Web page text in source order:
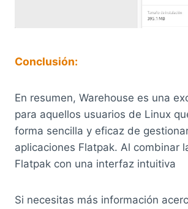
Conclusión:
En resumen, Warehouse es una
para aquellos usuarios de Linux
forma sencilla y eficaz de
aplicaciones Flatpak. Al combinar
Flatpak con una interfaz intuitiva
Si necesitas más información